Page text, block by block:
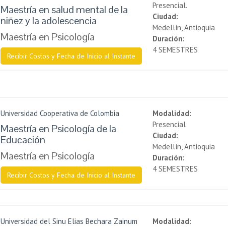
Maestría en salud mental de la
niñez y la adolescencia
Maestría en Psicología
Recibir Costos y Fecha de Inicio al Instante
Presencial.
Ciudad:
Medellín, Antioquia
Duración:
4 SEMESTRES
Universidad Cooperativa de Colombia
Maestría en Psicología de la
Educación
Maestría en Psicología
Recibir Costos y Fecha de Inicio al Instante
Modalidad:
Presencial
Ciudad:
Medellín, Antioquia
Duración:
4 SEMESTRES
Universidad del Sinu Elias Bechara Zainum
Modalidad: